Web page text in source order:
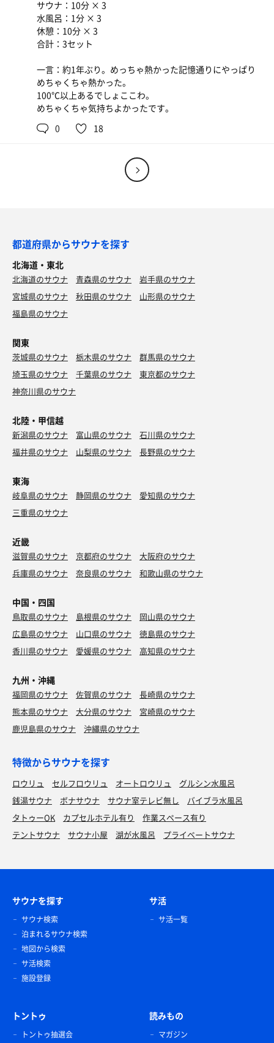
サウナ：10分 × 3
水風呂：1分 × 3
休憩：10分 × 3
合計：3セット
一言：約1年ぶり。めっちゃ熱かった記憶通りにやっぱり
めちゃくちゃ熱かった。
100℃以上あるでしょここわ。
めちゃくちゃ気持ちよかったです。
0
18
都道府県からサウナを探す
北海道・東北
北海道のサウナ 青森県のサウナ
岩手県のサウナ
宮城県のサウナ
秋田県のサウナ
山形県のサウナ
福島県のサウナ
関東
茨城県のサウナ 栃木県のサウナ
群馬県のサウナ
埼玉県のサウナ
千葉県のサウナ
東京都のサウナ
神奈川県のサウナ
北陸・甲信越
新潟県のサウナ 富山県のサウナ
石川県のサウナ
福井県のサウナ
山梨県のサウナ 長野県のサウナ
東海
岐阜県のサウナ 静岡県のサウナ
愛知県のサウナ
三重県のサウナ
近畿
滋賀県のサウナ 京都府のサウナ
大阪府のサウナ
兵庫県のサウナ
奈良県のサウナ 和歌山県のサウナ
中国・四国
鳥取県のサウナ 島根県のサウナ
岡山県のサウナ
広島県のサウナ
山口県のサウナ
徳島県のサウナ
香川県のサウナ
愛媛県のサウナ 高知県のサウナ
九州・沖縄
福岡県のサウナ 佐賀県のサウナ
長崎県のサウナ
熊本県のサウナ
大分県のサウナ
宮崎県のサウナ
鹿児島県のサウナ
沖縄県のサウナ
特徴からサウナを探す
ロウリュ セルフロウリュ オートロウリュ
グルシン水風呂
銭湯サウナ
ボナサウナ サウナ室テレビ無し
バイブラ水風呂
タトゥーOK
カプセルホテル有り
作業スペース有り
テントサウナ
サウナ小屋 湖が水風呂 プライベートサウナ
サウナを探す
サウナ検索
泊まれるサウナ検索
地図から検索
サ活検索
施設登録
サ活
サ活一覧
トントゥ
トントゥ抽選会
読みもの
マガジン